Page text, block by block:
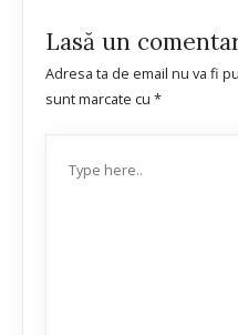
Lasă un
Adresa ta de email nu va fi
sunt marcate cu *